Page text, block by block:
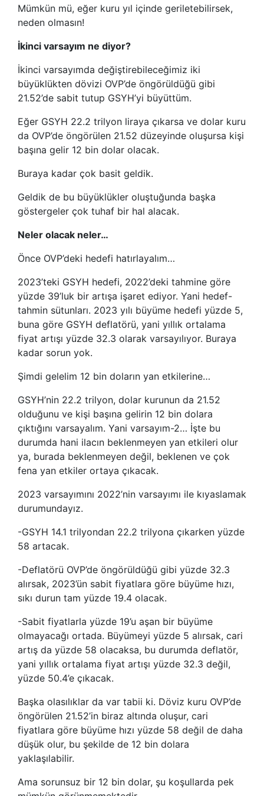
Mümkün mü, eğer kuru yıl içinde geriletebilirsek,
neden olmasın!
İkinci varsayım ne diyor?
İkinci varsayımda değiştirebileceğimiz iki
büyüklükten dövizi OVP’de öngörüldüğü gibi
21.52’de sabit tutup GSYH’yi büyüttüm.
Eğer GSYH 22.2 trilyon liraya çıkarsa ve dolar kuru
da OVP’de öngörülen 21.52 düzeyinde oluşursa kişi
başına gelir 12 bin dolar olacak.
Buraya kadar çok basit geldik.
Geldik de bu büyüklükler oluştuğunda başka
göstergeler çok tuhaf bir hal alacak.
Neler olacak neler…
Önce OVP’deki hedefi hatırlayalım…
2023’teki GSYH hedefi, 2022’deki tahmine göre
yüzde 39’luk bir artışa işaret ediyor. Yani hedef-
tahmin sütunları. 2023 yılı büyüme hedefi yüzde 5,
buna göre GSYH deflatörü, yani yıllık ortalama
fiyat artışı yüzde 32.3 olarak varsayılıyor. Buraya
kadar sorun yok.
Şimdi gelelim 12 bin doların yan etkilerine…
GSYH’nin 22.2 trilyon, dolar kurunun da 21.52
olduğunu ve kişi başına gelirin 12 bin dolara
çıktığını varsayalım. Yani varsayım-2… İşte bu
durumda hani ilacın beklenmeyen yan etkileri olur
ya, burada beklenmeyen değil, beklenen ve çok
fena yan etkiler ortaya çıkacak.
2023 varsayımını 2022’nin varsayımı ile kıyaslamak
durumundayız.
-GSYH 14.1 trilyondan 22.2 trilyona çıkarken yüzde
58 artacak.
-Deflatörü OVP’de öngörüldüğü gibi yüzde 32.3
alırsak, 2023’ün sabit fiyatlara göre büyüme hızı,
sıkı durun tam yüzde 19.4 olacak.
-Sabit fiyatlarla yüzde 19’u aşan bir büyüme
olmayacağı ortada. Büyümeyi yüzde 5 alırsak, cari
artış da yüzde 58 olacaksa, bu durumda deflatör,
yani yıllık ortalama fiyat artışı yüzde 32.3 değil,
yüzde 50.4’e çıkacak.
Başka olasılıklar da var tabii ki. Döviz kuru OVP’de
öngörülen 21.52’in biraz altında oluşur, cari
fiyatlara göre büyüme hızı yüzde 58 değil de daha
düşük olur, bu şekilde de 12 bin dolara
yaklaşılabilir.
Ama sorunsuz bir 12 bin dolar, şu koşullarda pek